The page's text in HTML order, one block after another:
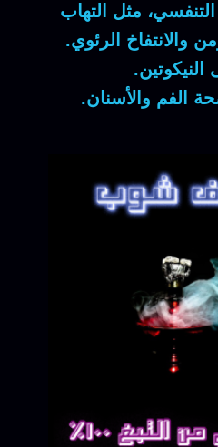
مثل التهاب
والانتفاخ الرئوي.
النيكوتين.
الفم والأسنان.